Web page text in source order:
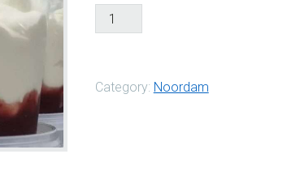
Hangop
aardbei
Category: Noordam